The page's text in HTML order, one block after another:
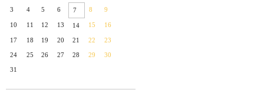
3 4 5 6 7 8 9
10 11 12 13 14 15 16
17 18 19 20 21 22 23
24 25 26 27 28 29 30
31